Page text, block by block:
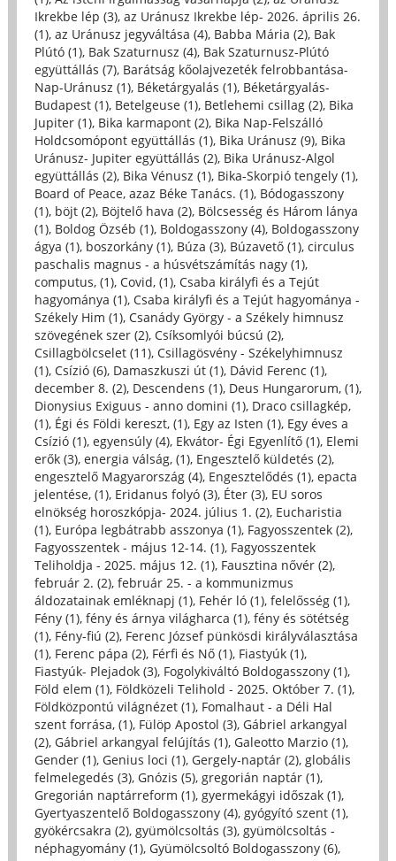
Ikrekbe lép (3), az Uránusz Ikrekbe lép- 2026. április 26.
(1), az Uránusz jegyváltása (4), Babba Mária (2), Bak
Plútó (1), Bak Szaturnusz (4), Bak Szaturnusz-Plútó
együttállás (7), Barátság kőolajvezeték felrobbantása-
Nap-Uránusz (1), Béketárgyalás (1), Béketárgyalás-
Budapest (1), Betelgeuse (1), Betlehemi csillag (2), Bika
Jupiter (1), Bika karmapont (2), Bika Nap-Felszálló
Holdcsomópont együttállás (1), Bika Uránusz (9), Bika
Uránusz- Jupiter együttállás (2), Bika Uránusz-Algol
együttállás (2), Bika Vénusz (1), Bika-Skorpió tengely (1),
Board of Peace, azaz Béke Tanács. (1), Bódogasszony
(1), böjt (2), Böjtelő hava (2), Bölcsesség és Három lánya
(1), Boldog Özséb (1), Boldogasszony (4), Boldogasszony
ágya (1), boszorkány (1), Búza (3), Búzavető (1), circulus
paschalis magnus - a húsvétszámítás nagy (1),
computus, (1), Covid, (1), Csaba királyfi és a Tejút
hagyománya (1), Csaba királyfi és a Tejút hagyománya -
Székely Him (1), Csanády György - a Székely himnusz
szövegének szer (2), Csíksomlyói búcsú (2),
Csillagbölcselet (11), Csillagösvény - Székelyhimnusz
(1), Csízió (6), Damaszkuszi út (1), Dávid Ferenc (1),
december 8. (2), Descendens (1), Deus Hungarorum, (1),
Dionysius Exiguus - anno domini (1), Draco csillagkép,
(1), Égi és Földi kereszt, (1), Egy az Isten (1), Egy éves a
Csízió (1), egyensúly (4), Ekvátor- Égi Egyenlítő (1), Elemi
erők (3), energia válság, (1), Engesztelő küldetés (2),
engesztelő Magyarország (4), Engesztelődés (1), epacta
jelentése, (1), Eridanus folyó (3), Éter (3), EU soros
elnökség horoszkópja- 2024. július 1. (2), Eucharistia
(1), Európa legbátrabb asszonya (1), Fagyosszentek (2),
Fagyosszentek - május 12-14. (1), Fagyosszentek
Teliholdja - 2025. május 12. (1), Fausztina nővér (2),
február 2. (2), február 25. - a kommunizmus
áldozatainak emléknapj (1), Fehér ló (1), felelősség (1),
Fény (1), fény és árnya világharca (1), fény és sötétség
(1), Fény-fiú (2), Ferenc József pünkösdi királyválasztása
(1), Ferenc pápa (2), Férfi és Nő (1), Fiastyúk (1),
Fiastyúk- Plejadok (3), Fogolykiváltó Boldogasszony (1),
Föld elem (1), Földközeli Telihold - 2025. Október 7. (1),
Földközpontú világnézet (1), Fomalhaut - a Déli Hal
szent forrása, (1), Fülöp Apostol (3), Gábriel arkangyal
(2), Gábriel arkangyal felújítás (1), Galeotto Marzio (1),
Gender (1), Genius loci (1), Gergely-naptár (2), globális
felmelegedés (3), Gnózis (5), gregorián naptár (1),
Gregorián naptárreform (1), gyermekágyi időszak (1),
Gyertyaszentelő Boldogasszony (4), gyógyító szent (1),
gyökércsakra (2), gyümölcsoltás (3), gyümölcsoltás -
néphagyomány (1), Gyümölcsoltó Boldogasszony (6),